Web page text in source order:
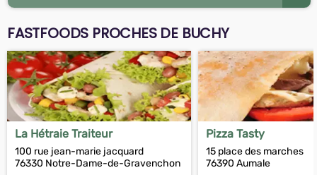
FASTFOODS PROCHES DE BUCHY
La Hétraie Traiteur
100 rue jean-marie jacquard
76330 Notre-Dame-de-Gravenchon
Pizza Tasty
15 place des marches
76390 Aumale